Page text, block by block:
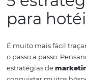
hóspedes. Por isso,
desenhar uma
fundamentais para
Digital.